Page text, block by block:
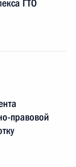
ГТО
правовой